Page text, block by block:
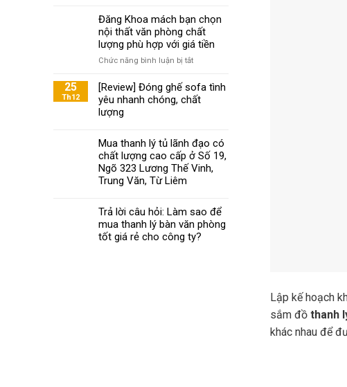
Khoa
mách
bạn
tiêu
chí
ghế
xoay
chuẩn
Đăng Khoa mách bạn chọn
nội thất văn phòng chất
lượng phù hợp với giá tiền
Chức năng bình luận bị tắtở
Khoa
mách
bạn
thất
văn
phòng
hợp
với
giá
25
Th12
[Review] Đóng ghế sofa tình
yêu nhanh chóng, chất
lượng
Mua thanh lý tủ lãnh đạo có
chất lượng cao cấp ở Số 19,
Ngõ 323 Lương Thế Vinh,
Trung Văn, Từ Liêm
Trả lời câu hỏi: Làm sao để
mua thanh lý bàn văn phòng
tốt giá rẻ cho công ty?
Lập kế hoạch
sắm đồ thanh
khác nhau để